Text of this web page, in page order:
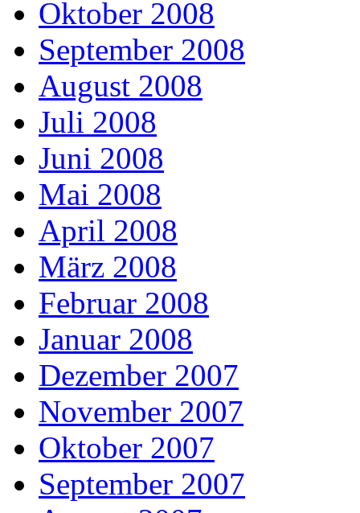
Oktober 2008
September 2008
August 2008
Juli 2008
Juni 2008
Mai 2008
April 2008
März 2008
Februar 2008
Januar 2008
Dezember 2007
November 2007
Oktober 2007
September 2007